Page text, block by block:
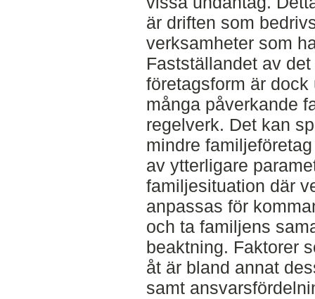
är driften som
verksamheter som
Fastställandet av
företagsform är
många påverkande
regelverk. Det kan
mindre
av ytterligare
familjesituation där
anpassas för
och ta familjens
beaktning. Faktorer
åt är bland annat
samt